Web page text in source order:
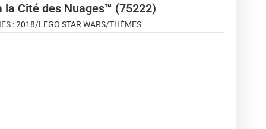
la Cité des Nuages™ (75222)
:2018/LEGO STAR WARS/THÈMES